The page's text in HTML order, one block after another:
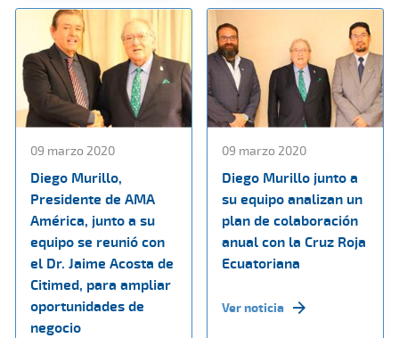
09 marzo 2020
Diego Murillo,
Presidente de AMA
América, junto a su
equipo se reunió con
el Dr. Jaime Acosta de
Citimed, para ampliar
oportunidades de
negocio
09 marzo 2020
Diego Murillo junto a
su equipo analizan un
plan de colaboración
anual con la Cruz Roja
Ecuatoriana
Ver noticia